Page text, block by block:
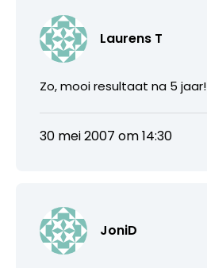
Laurens T
Zo, mooi resultaat na 5 jaar!
30 mei 2007 om 14:30
JoniD